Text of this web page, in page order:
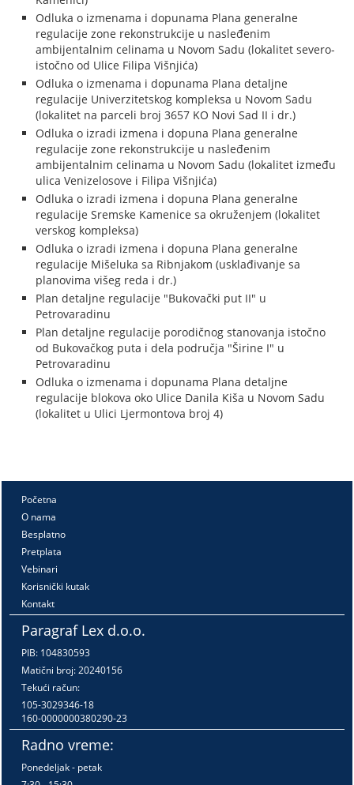
Odluka o izmenama i dopunama Plana generalne
regulacije zone rekonstrukcije u nasleđenim
ambijentalnim celinama u Novom Sadu (lokalitet severo-
istočno od Ulice Filipa Višnjića)
Odluka o izmenama i dopunama Plana detaljne
regulacije Univerzitetskog kompleksa u Novom Sadu
(lokalitet na parceli broj 3657 KO Novi Sad II i dr.)
Odluka o izradi izmena i dopuna Plana generalne
regulacije zone rekonstrukcije u nasleđenim
ambijentalnim celinama u Novom Sadu (lokalitet između
ulica Venizelosove i Filipa Višnjića)
Odluka o izradi izmena i dopuna Plana generalne
regulacije Sremske Kamenice sa okruženjem (lokalitet
verskog kompleksa)
Odluka o izradi izmena i dopuna Plana generalne
regulacije Mišeluka sa Ribnjakom (usklađivanje sa
planovima višeg reda i dr.)
Plan detaljne regulacije "Bukovački put II" u
Petrovaradinu
Plan detaljne regulacije porodičnog stanovanja istočno
od Bukovačkog puta i dela područja "Širine I" u
Petrovaradinu
Odluka o izmenama i dopunama Plana detaljne
regulacije blokova oko Ulice Danila Kiša u Novom Sadu
(lokalitet u Ulici Ljermontova broj 4)
Početna
O nama
Besplatno
Pretplata
Vebinari
Korisnički kutak
Kontakt
Paragraf Lex d.o.o.
PIB: 104830593
Matični broj: 20240156
Tekući račun:
105-3029346-18
160-0000000380290-23
Radno vreme:
Ponedeljak - petak